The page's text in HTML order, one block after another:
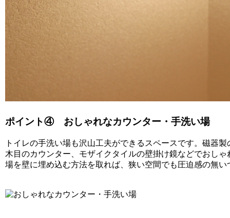
ポイント④ おしゃれなカウンター・手洗い場
トイレの手洗い場も沢山工夫ができるスペースです。磁器
木目のカウンター、モザイクタイルの壁掛け鏡などでおし
場を壁に埋め込む方法を取れば、狭い空間でも圧迫感の無